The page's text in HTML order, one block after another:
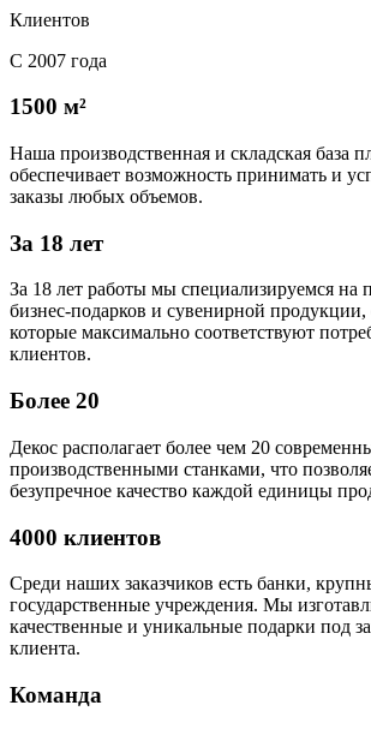
Клиентов
С 2007 года
1500 м²
Наша производственная и складская база
обеспечивает возможность принимать и
заказы любых объемов.
За 18 лет
За 18 лет работы мы специализируемся на
бизнес-подарков и сувенирной продукции,
которые максимально соответствуют
клиентов.
Более 20
Декос располагает более чем 20
производственными станками, что
безупречное качество каждой единицы
4000 клиентов
Среди наших заказчиков есть банки,
государственные учреждения. Мы
качественные и уникальные подарки под
клиента.
Команда